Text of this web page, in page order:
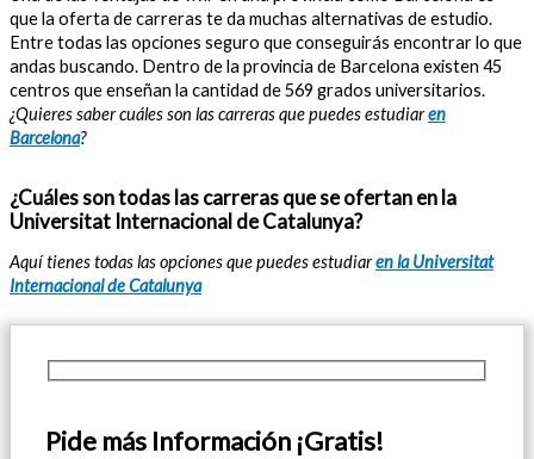
que la oferta de carreras te da muchas alternativas de estudio.
Entre todas las opciones seguro que conseguirás encontrar lo que
andas buscando. Dentro de la provincia de Barcelona existen 45
centros que enseñan la cantidad de 569 grados universitarios.
¿Quieres saber cuáles son las carreras que puedes estudiaren
Barcelona?
¿Cuáles son todas las carreras que se ofertan en la
Universitat Internacional de Catalunya?
Aquí tienes todas las opciones que puedes estudiaren la Universitat
Internacional de Catalunya
Pide más Información ¡Gratis!